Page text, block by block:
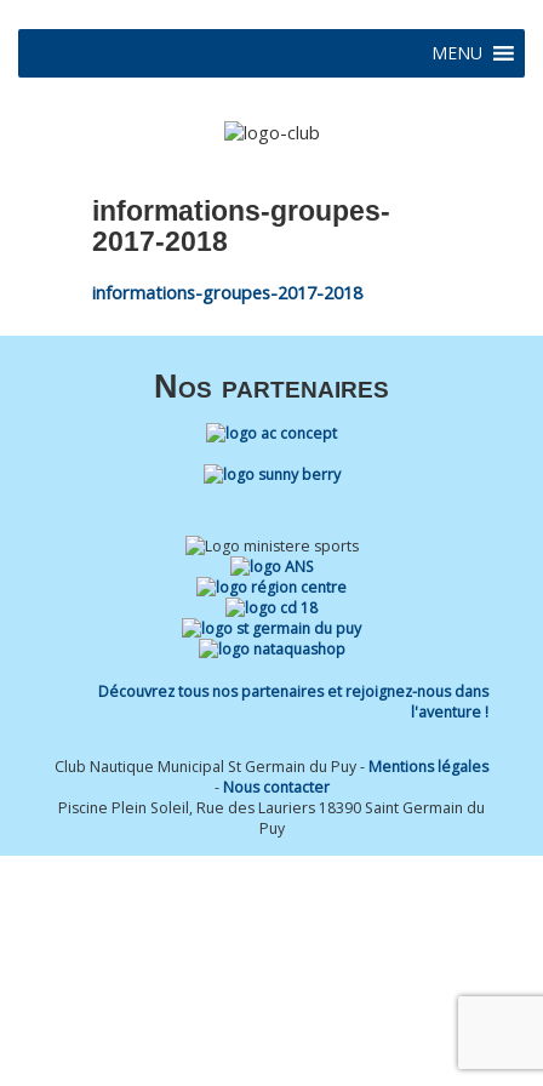
MENU
informations-groupes-
2017-2018
informations-groupes-2017-2018
Nos partenaires
Découvrez tous nos partenaires et rejoignez-nous dans
l'aventure !
Club Nautique Municipal St Germain du Puy - Mentions légales
- Nous contacter
Piscine Plein Soleil, Rue des Lauriers 18390 Saint Germain du
Puy